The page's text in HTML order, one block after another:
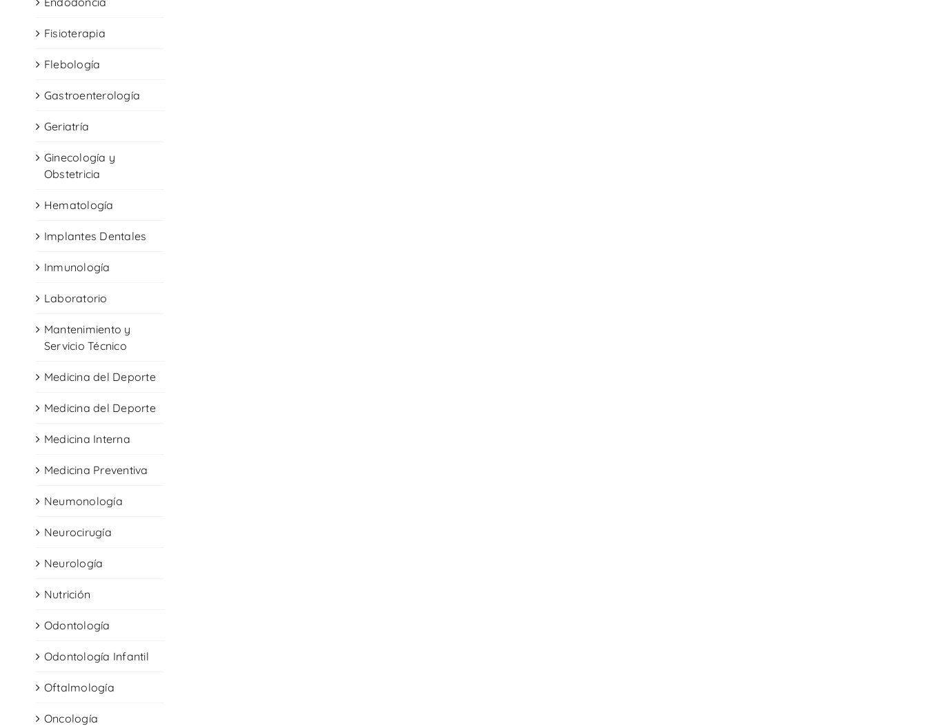
Fisioterapia
Flebología
Gastroenterología
Geriatría
Ginecología y
Obstetricia
Hematología
Implantes Dentales
Inmunología
Laboratorio
Mantenimiento y
Servicio Técnico
Medicina del Deporte
Medicina del Deporte
Medicina Interna
Medicina Preventiva
Neumonología
Neurocirugía
Neurología
Nutrición
Odontología
Odontología Infantil
Oftalmología
Oncología